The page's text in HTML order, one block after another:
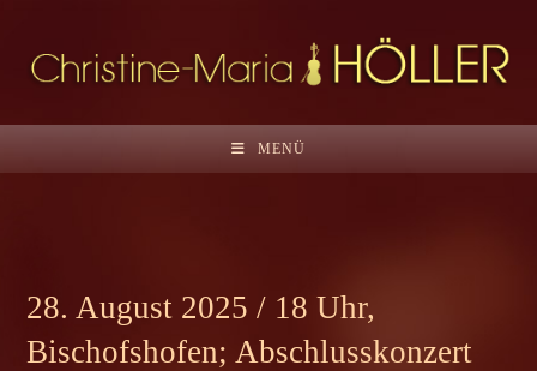
springen
MENÜ
28. August 2025 / 18 Uhr,
Bischofshofen; Abschlusskonzert